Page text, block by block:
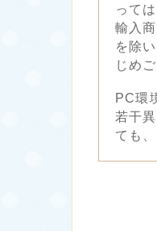
って
輸入
を除
じめ
PC環
若干
ても